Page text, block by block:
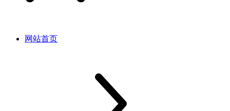
网站首页